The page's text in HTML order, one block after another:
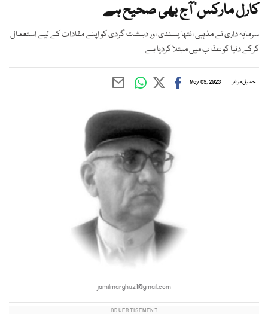
کارل مارکس‘ آج بھی صحیح ہے
سرمایہ داری نے مذہبی انتہا پسندی اور دہشت گردی کو اپنے مفادات کے لیے استعمال
کرکے دنیا کو عذاب میں مبتلا کردیا ہے
جمیل مرغز May 09, 2023
jamilmarghuz1@gmail.com